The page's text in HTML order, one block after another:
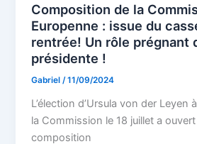
Composition de la
Europenne : issue du
rentrée! Un rôle prégnant
présidente !
Gabriel /11/09/2024
L’élection d’Ursula von der Leyen
la Commission le 18 juillet a
composition